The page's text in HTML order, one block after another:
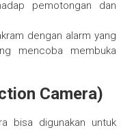
pemotongan dan
dengan alarm yang
mencoba membuka
Camera)
bisa digunakan untuk